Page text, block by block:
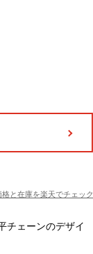
格と在庫を楽天でチェック
チェーンのデザイ